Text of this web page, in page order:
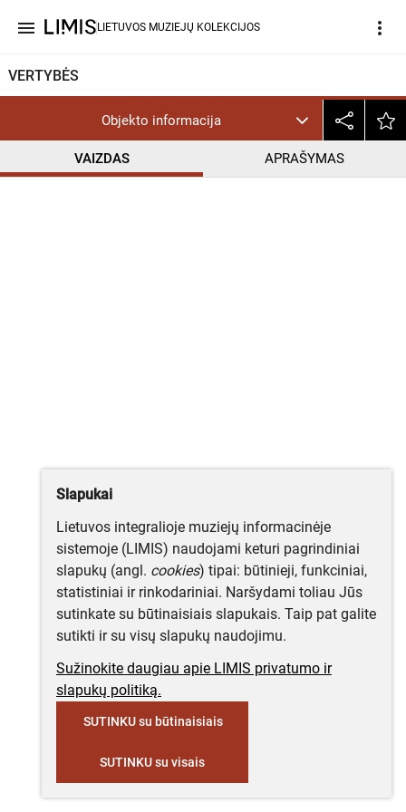
menu LIETUVOS MUZIEJŲ KOLEKCIJOS more_vert
VERTYBĖS
Objekto informacija
VAIZDAS APRAŠYMAS
help_outline
Slapukai
Lietuvos integralioje muziejų informacinėje
sistemoje (LIMIS) naudojami keturi pagrindiniai
slapukų (angl. cookies) tipai: būtinieji, funkciniai,
statistiniai ir rinkodariniai. Naršydami toliau Jūs
sutinkate su būtinaisiais slapukais. Taip pat galite
sutikti ir su visų slapukų naudojimu.
Sužinokite daugiau apie LIMIS privatumo ir
slapukų politiką.
SUTINKU su būtinaisiais
SUTINKU su visais